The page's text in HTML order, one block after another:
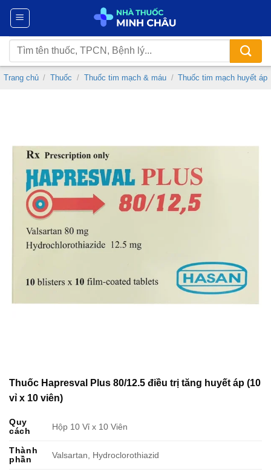
Chuyển
nội
dung
Tìm
kiếm:
Trang chủ / Thuốc / Thuốc tim mạch & máu / Thuốc tim mạch huyết áp
Thuốc Hapresval Plus 80/12.5 điều trị tăng huyết áp (10
vỉ x 10 viên)
Quy
cách
Hộp 10 Vỉ x 10 Viên
Thành
phần
Valsartan, Hydroclorothiazid